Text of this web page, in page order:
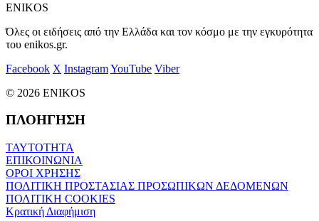
ENIKOS
Όλες οι ειδήσεις από την Ελλάδα και τον κόσμο με την εγκυρότητα
του enikos.gr.
Facebook X InstagramYouTube Viber
© 2026 ENIKOS
ΠΛΟΗΓΗΣΗ
ΤΑΥΤΟΤΗΤΑ
ΕΠΙΚΟΙΝΩΝΙΑ
ΟΡΟΙ ΧΡΗΣΗΣ
ΠΟΛΙΤΙΚΗ ΠΡΟΣΤΑΣΙΑΣ ΠΡΟΣΩΠΙΚΩΝ ΔΕΔΟΜΕΝΩΝ
ΠΟΛΙΤΙΚΗ COOKIES
Κρατική Διαφήμιση